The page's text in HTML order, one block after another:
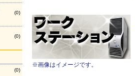
(0)
(0)
(0)
※画像はイメージです。